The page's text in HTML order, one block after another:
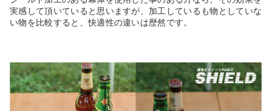
実感して頂いていると思いますが、加工しているも物としていな
い物を比較すると、快適性の違いは歴然です。